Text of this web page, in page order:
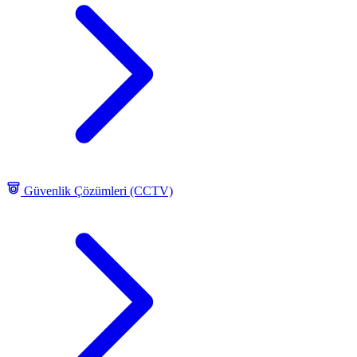
Güvenlik Çözümleri (CCTV)